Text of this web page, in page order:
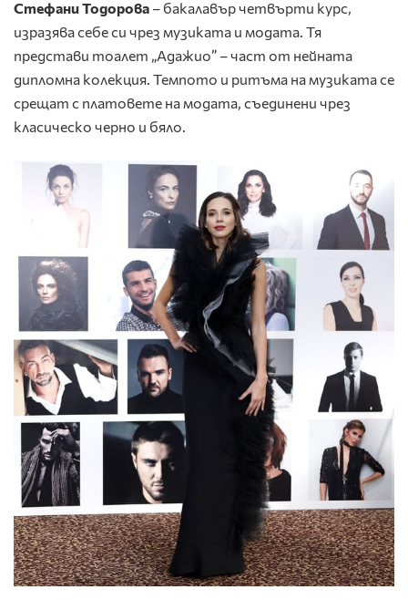
Стефани Тодорова – бакалавър четвърти курс,
изразява себе си чрез музиката и модата. Тя
представи тоалет „Адажио” – част от нейната
дипломна колекция. Темпото и ритъма на музиката се
срещат с платовете на модата, съединени чрез
класическо черно и бяло.